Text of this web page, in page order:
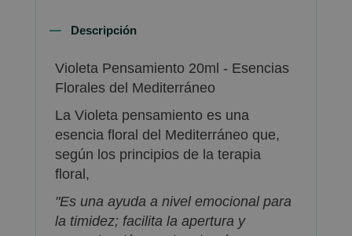
Descripción
Violeta Pensamiento 20ml - Esencias
Florales del Mediterráneo
La Violeta pensamiento es una
esencia floral del Mediterráneo que,
según los principios de la terapia
floral,
"Es una ayuda a nivel emocional para
la timidez; facilita la apertura y